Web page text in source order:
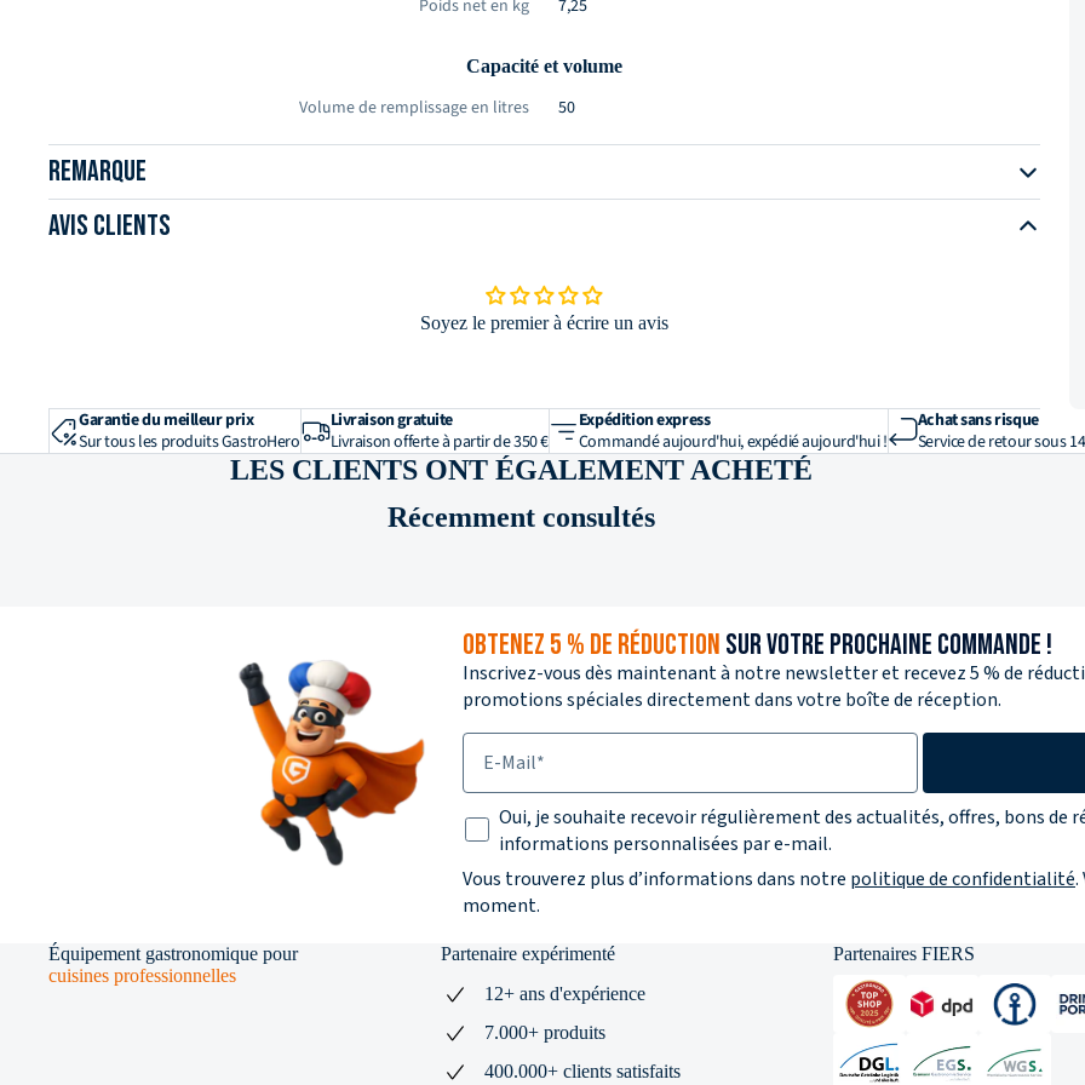
Poids net en kg
7,25
Capacité et volume
Volume de remplissage en litres 50
Compatible four
non
Compatible lave-vaisselle
oui
Matériau acier inoxydable 18/10
Remarque
Avis clients
Soyez le premier à écrire un avis
Garantie du meilleur prix
Sur tous les produits GastroHero
Livraison gratuite
Livraison offerte à partir de 350 €
Expédition express
Commandé aujourd'hui, expédié aujourd'hui !
Achat sans risque
Service de retour sous
LES CLIENTS ONT ÉGALEMENT ACHETÉ
Récemment consultés
OBTENEZ 5 % DE RÉDUCTION SUR VOTRE PROCHAINE COMMANDE !
Inscrivez-vous dès maintenant à notre newsletter et recevez 5 % de
promotions spéciales directement dans votre boîte de réception.
E-Mail
Texte sur la protection des données
Oui, je souhaite recevoir régulièrement des actualités, offres, bons de
informations personnalisées par e-mail.
Vous trouverez plus d’informations dans notre politique de confidentialité.
moment.
Équipement gastronomique pour
cuisines professionnelles
Partenaire expérimenté
12+ ans d'expérience
7.000+ produits
400.000+ clients satisfaits
Partenaires FIERS